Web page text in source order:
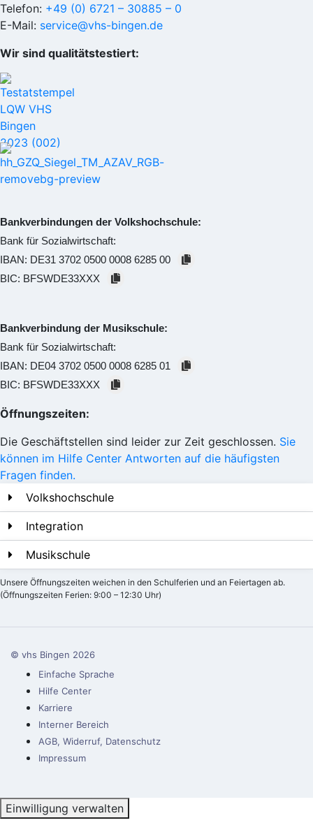
Telefon: +49 (0) 6721 – 30885 – 0
E-Mail: service@vhs-bingen.de
Wir sind qualitätstestiert:
Bankverbindungen der Volkshochschule:
Bank für Sozialwirtschaft:
IBAN: DE31 3702 0500 0008 6285 00
BIC: BFSWDE33XXX
Bankverbindung der Musikschule:
Bank für Sozialwirtschaft:
IBAN: DE04 3702 0500 0008 6285 01
BIC: BFSWDE33XXX
Öffnungszeiten:
Die Geschäftstellen sind leider zur Zeit geschlossen. Sie
können im Hilfe Center Antworten auf die häufigsten
Fragen finden.
Volkshochschule
Integration
Musikschule
Unsere Öffnungszeiten weichen in den Schulferien und an Feiertagen ab.
(Öffnungszeiten Ferien: 9:00 – 12:30 Uhr)
© vhs Bingen 2026
Einfache Sprache
Hilfe Center
Karriere
Interner Bereich
AGB, Widerruf, Datenschutz
Impressum
Einwilligung verwalten